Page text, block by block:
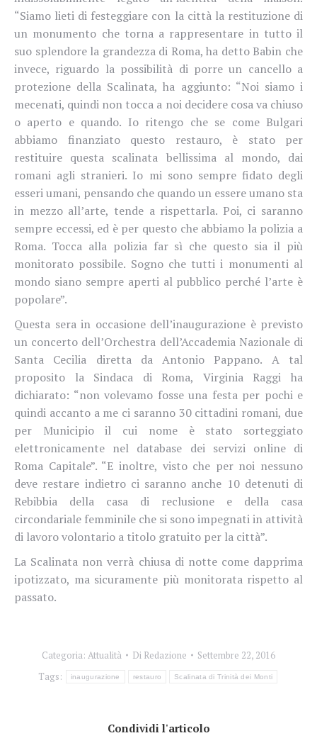
“Siamo lieti di festeggiare con la città la restituzione di
un monumento che torna a rappresentare in tutto il
suo splendore la grandezza di Roma, ha detto Babin che
invece, riguardo la possibilità di porre un cancello a
protezione della Scalinata, ha aggiunto: “Noi siamo i
mecenati, quindi non tocca a noi decidere cosa va chiuso
o aperto e quando. Io ritengo che se come Bulgari
abbiamo finanziato questo restauro, è stato per
restituire questa scalinata bellissima al mondo, dai
romani agli stranieri. Io mi sono sempre fidato degli
esseri umani, pensando che quando un essere umano sta
in mezzo all’arte, tende a rispettarla. Poi, ci saranno
sempre eccessi, ed è per questo che abbiamo la polizia a
Roma. Tocca alla polizia far sì che questo sia il più
monitorato possibile. Sogno che tutti i monumenti al
mondo siano sempre aperti al pubblico perché l’arte è
popolare”.
Questa sera in occasione dell’inaugurazione è previsto
un concerto dell’Orchestra dell’Accademia Nazionale di
Santa Cecilia diretta da Antonio Pappano. A tal
proposito la Sindaca di Roma, Virginia Raggi ha
dichiarato: “non volevamo fosse una festa per pochi e
quindi accanto a me ci saranno 30 cittadini romani, due
per Municipio il cui nome è stato sorteggiato
elettronicamente nel database dei servizi online di
Roma Capitale”. “E inoltre, visto che per noi nessuno
deve restare indietro ci saranno anche 10 detenuti di
Rebibbia della casa di reclusione e della casa
circondariale femminile che si sono impegnati in attività
di lavoro volontario a titolo gratuito per la città”.
La Scalinata non verrà chiusa di notte come dapprima
ipotizzato, ma sicuramente più monitorata rispetto al
passato.
Categoria: Attualità Di Redazione
Settembre 22, 2016
Tags:
inaugurazione restauro Scalinata di Trinità dei Monti
Condividi l'articolo